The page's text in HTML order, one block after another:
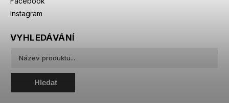
Instagram
VYHLEDÁVÁNÍ
Hledat